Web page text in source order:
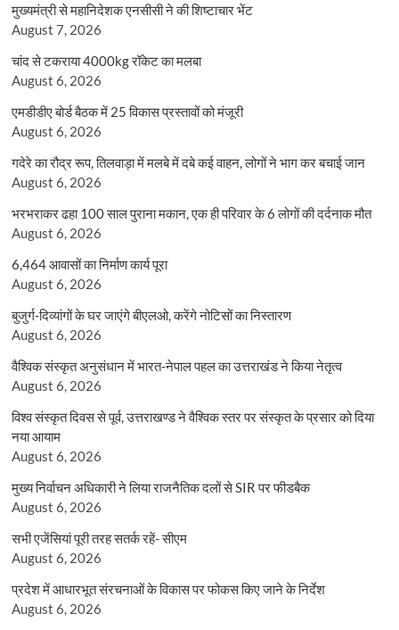
मुख्यमंत्री से महानिदेशक एनसीसी ने की शिष्टाचार भेंट
August 7, 2026
चांद से टकराया 4000kg रॉकेट का मलबा
August 6, 2026
एमडीडीए बोर्ड बैठक में 25 विकास प्रस्तावों को मंजूरी
August 6, 2026
गदेरे का रौद्र रूप, तिलवाड़ा में मलबे में दबे कई वाहन, लोगों ने भाग कर बचाई जान
August 6, 2026
भरभराकर ढहा 100 साल पुराना मकान, एक ही परिवार के 6 लोगों की दर्दनाक मौत
August 6, 2026
6,464 आवासों का निर्माण कार्य पूरा
August 6, 2026
बुजुर्ग-दिव्यांगों के घर जाएंगे बीएलओ, करेंगे नोटिसों का निस्तारण
August 6, 2026
वैश्विक संस्कृत अनुसंधान में भारत-नेपाल पहल का उत्तराखंड ने किया नेतृत्व
August 6, 2026
विश्व संस्कृत दिवस से पूर्व, उत्तराखण्ड ने वैश्विक स्तर पर संस्कृत के प्रसार को दिया
नया आयाम
August 6, 2026
मुख्य निर्वाचन अधिकारी ने लिया राजनैतिक दलों से SIR पर फीडबैक
August 6, 2026
सभी एजेंसियां पूरी तरह सतर्क रहें- सीएम
August 6, 2026
प्रदेश में आधारभूत संरचनाओं के विकास पर फोकस किए जाने के निर्देश
August 6, 2026